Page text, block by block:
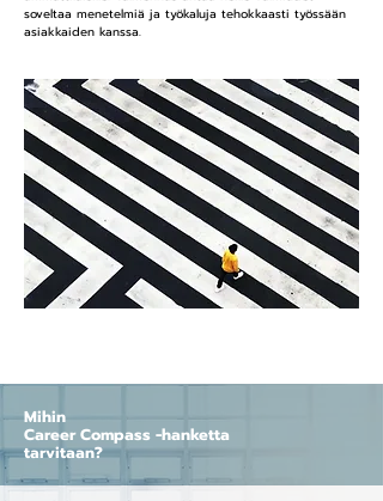
soveltaa menetelmiä ja työkaluja tehokkaasti työssään
asiakkaiden kanssa.
Mihin
Career Compass -hanketta
tarvitaan?